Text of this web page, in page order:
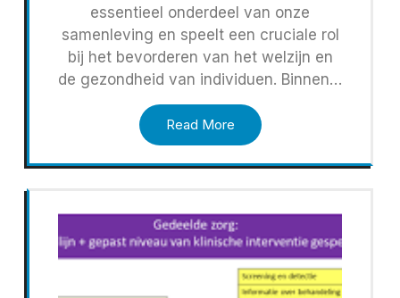
essentieel onderdeel van onze
samenleving en speelt een cruciale rol
bij het bevorderen van het welzijn en
de gezondheid van individuen. Binnen…
Read More